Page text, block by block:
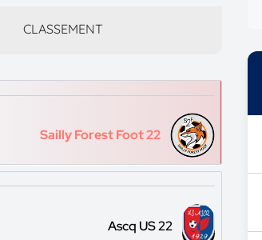
CLASSEMENT
Sailly Forest Foot 22
Ascq US 22